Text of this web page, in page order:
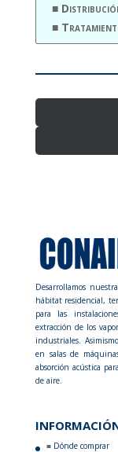
Desarrollamos
hábitat residencial,
para las
extracción de los
industriales.
en salas de
absorción acústica
de aire.
Dónde comprar